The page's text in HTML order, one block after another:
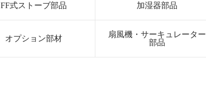
FF式ストーブ部品 加湿器部品
オプション部材
扇風機・サーキュレーター
部品